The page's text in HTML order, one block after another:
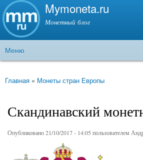
Перейти к
содержанию
Mymoneta.ru
Монетный блог
Главное меню
Меню
Вы здесь
Главная » Монеты стран Европы
Скандинавский
Опубликовано 21/10/2017 - 14:05 пользователем